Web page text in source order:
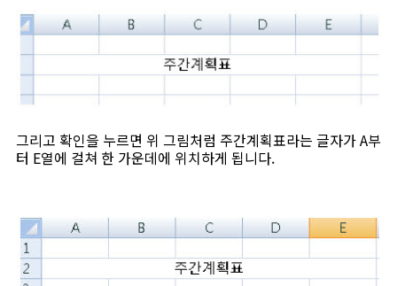
그리고 확인을 누르면 위 그림처럼 주간계획표라는 글자가 A부
터 E열에 걸쳐 한 가운데에 위치하게 됩니다.